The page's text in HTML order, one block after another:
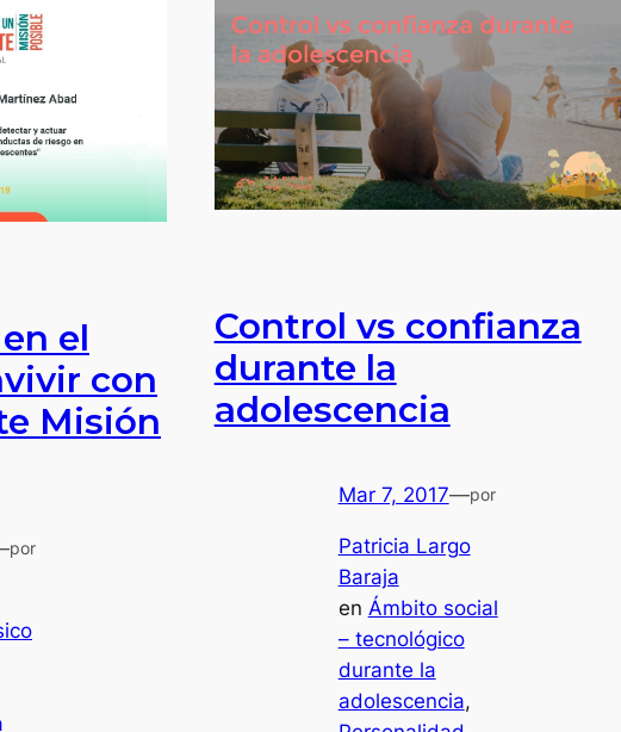
el
con
Misión
por
Control vs confianza
durante la
adolescencia
Mar 7, 2017—por
Patricia Largo
Baraja
en Ámbito social
– tecnológico
durante la
adolescencia